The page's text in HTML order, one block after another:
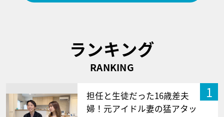
ランキング
RANKING
1
担任と生徒だった16歳差夫
婦！元アイドル妻の猛アタッ